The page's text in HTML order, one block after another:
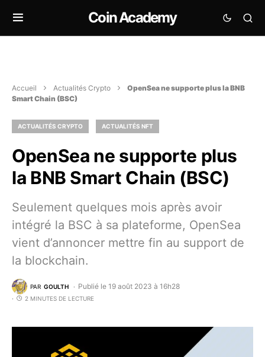
Coin Academy
Accueil Actualités Crypto
OpenSea ne supporte plus la BNB
Smart Chain (BSC)
ACTUALITÉS CRYPTO ACTUALITÉS NFT
OpenSea ne supporte plus
la BNB Smart Chain (BSC)
Seulement quelques mois après avoir
intégré la BSC à sa plateforme, OpenSea
vient d’annoncer mettre fin au support de
la blockchain.
PAR GOULTH Publié le 19 août 2023 à 16h28
2 MINUTES DE LECTURE